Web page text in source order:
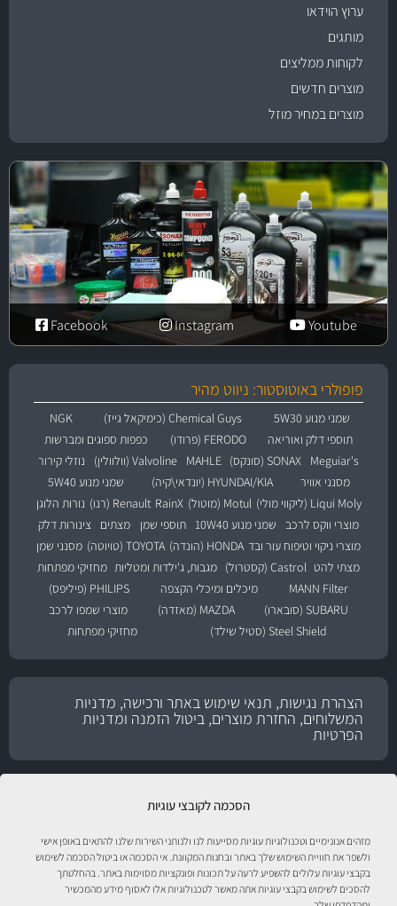
הסכמה לקובצי עוגיות
מזהים אנונימיים וטכנולוגיות עוגיות מסייעות לנו ולנותני השירות שלנו להתאים באופן אישי
ולשפר את חוויית השימוש שלך באתר ובחנות המקוונת. אי הסכמה או ביטול הסכמה לשימוש
בקבצי עוגיות עלולים להשפיע לרעה על תכונות ופונקציות מסוימות באתר. בהחלטתך
להסכים לשימוש בקבצי עוגיות אתה מאשר לטכנולוגיות אלו לאסוף מידע מהמכשיר
ערוץ הוידאו
מותגים
לקוחות ממליצים
מוצרים חדשים
מוצרים במחיר מוזל
Youtube
Instagram
Facebook
פופולרי באוטוסטור: ניווט מהיר
שמני מנוע 5W30 Chemical Guys (כימיקאל גייז)
NGK
תוספי דלק ואוריאה
FERODO (פרודו)
כפפות ספוגים ומברשות
Meguiar's
SONAX (סונקס) MAHLE Valvoline (וולוולין)
נוזלי קירור
מסנני אוויר
HYUNDAI/KIA (יונדאי\קיה)
שמני מנוע 5W40
Liqui Moly (ליקווי מולי)
Motul (מוטול) RainX Renault (רנו)
נורות הלוגן
מוצרי ווקס לרכב
שמני מנוע 10W40 תוספי שמן מצתים
צינורות דלק
מוצרי ניקוי וטיפוח עור ובד HONDA (הונדה) TOYOTA (טויוטה)
מסנני שמן
מצתי להט Castrol (קסטרול) מגבות, ג'ילדות ומטליות מחזיקי מפתחות
MANN Filter
מיכלים ומיכלי הקצפה
PHILIPS (פיליפס)
SUBARU (סובארו)
MAZDA (מאזדה)
מוצרי שמפו לרכב
Steel Shield (סטיל שילד)
מחזיקי מפתחות
הצהרת נגישות, תנאי שימוש באתר ורכישה, מדניות
המשלוחים, החזרת מוצרים, ביטול הזמנה ומדניות
הפרטיות